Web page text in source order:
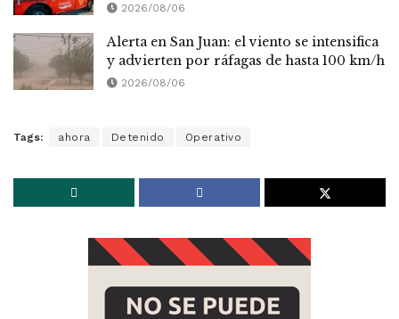
2026/08/06
Alerta en San Juan: el viento se intensifica
y advierten por ráfagas de hasta 100 km/h
2026/08/06
Tags: ahora Detenido Operativo